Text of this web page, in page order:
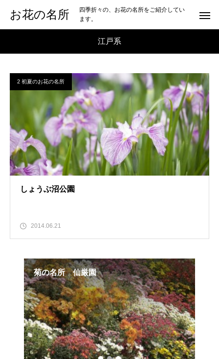
お花の名所
四季折々の、お花の名所をご紹介してい
ます。
江戸系
2 初夏のお花の名所
しょうぶ沼公園
2014.06.21
菊の名所 仙厳園